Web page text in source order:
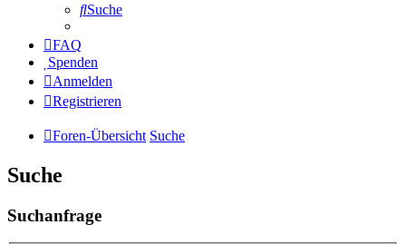
Suche
FAQ
Spenden
Anmelden
Registrieren
Foren-Übersicht Suche
Suche
Suchanfrage